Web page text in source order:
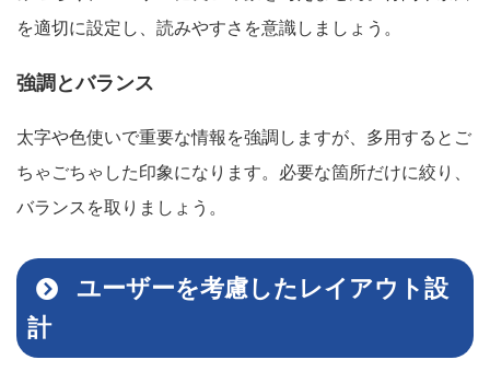
を適切に設定し、読みやすさを意識しましょう。
強調とバランス
太字や色使いで重要な情報を強調しますが、多用するとご
ちゃごちゃした印象になります。必要な箇所だけに絞り、
バランスを取りましょう。
ユーザーを考慮したレイアウト設
計